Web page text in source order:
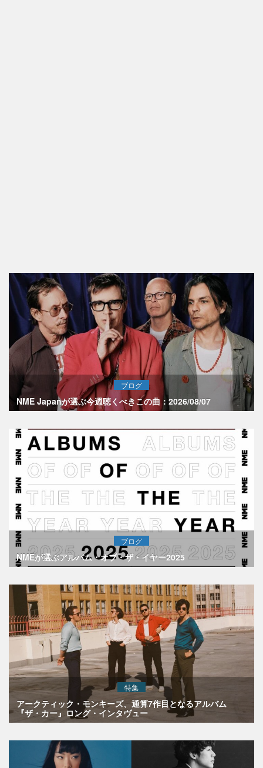
ブログ
NME Japanが選ぶ今週聴くべきこの曲：2026/08/07
ブログ
NMEが選ぶアルバム・オブ・ザ・イヤー2025
特集
アークティック・モンキーズ、通算7作目となるアルバム
『ザ・カー』ロング・インタヴュー